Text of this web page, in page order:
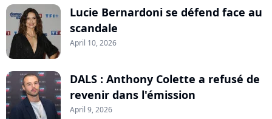
Lucie Bernardoni se défend face au
scandale
April 10, 2026
DALS : Anthony Colette a refusé de
revenir dans l'émission
April 9, 2026